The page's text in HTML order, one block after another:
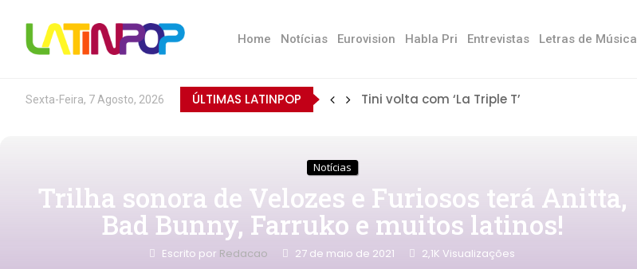
Home Notícias Eurovision Habla Pri Entrevistas Letras de Música
Sexta-Feira, 7 Agosto, 2026 ÚLTIMAS LATINPOP Tini volta com ‘La Triple T’
Notícias
Trilha sonora de Velozes e Furiosos terá Anitta,
Bad Bunny, Farruko e muitos latinos!
Escrito por Redacao 27 de maio de 2021 2,1K Visualizações